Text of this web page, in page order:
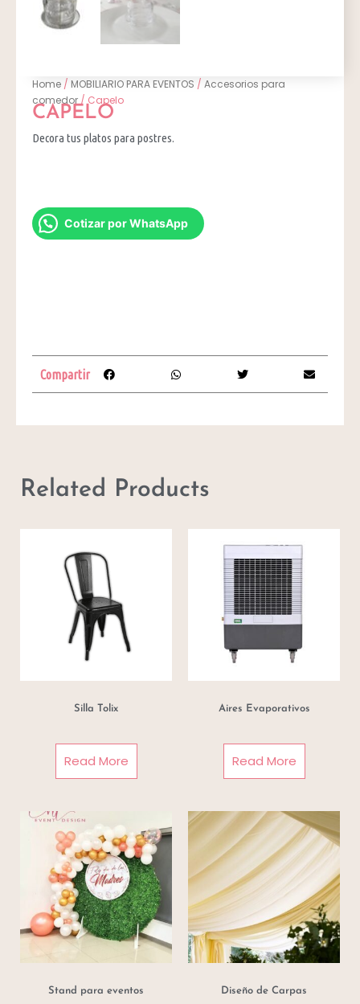
Home / MOBILIARIO PARA EVENTOS /Accesorios para
comedor/ Capelo
CAPELO
Decora tus platos para postres.
Cotizar por WhatsApp
Compartir
Related Products
Silla Tolix
Read More
Aires Evaporativos
Read More
Stand para eventos Diseño de Carpas